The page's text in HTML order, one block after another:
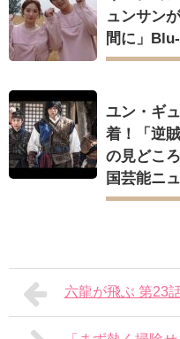
ュンサン
間に」
ユン・ギ
着！「逆
の見どこ
国芸能ニ
六龍が飛ぶ 第23